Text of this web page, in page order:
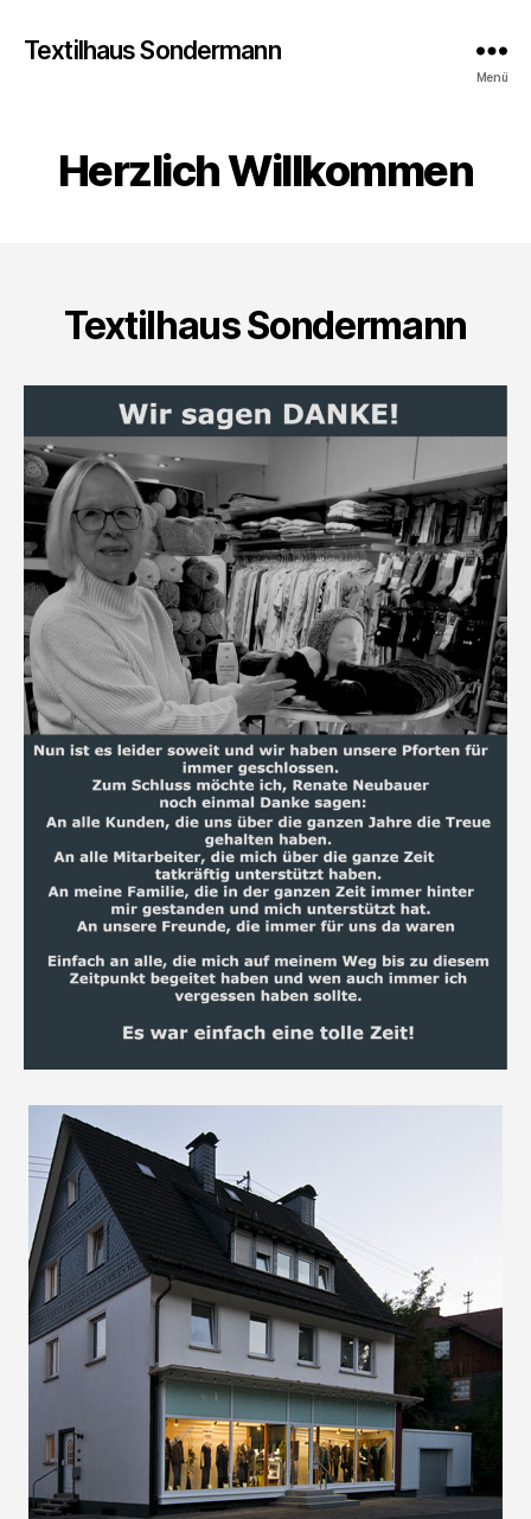
Textilhaus Sondermann
Menü
Herzlich Willkommen
Textilhaus Sondermann